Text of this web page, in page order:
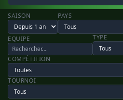
SAISON PAYS
EQUIPE TYPE
COMPÉTITION
TOURNOI